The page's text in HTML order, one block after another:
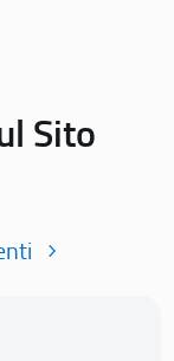
Sito